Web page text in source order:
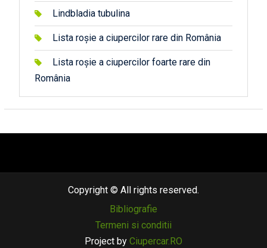
Lindbladia tubulina
Lista roșie a ciupercilor rare din România
Lista roșie a ciupercilor foarte rare din
România
Copyright © All rights reserved.
Bibliografie
Termeni si conditii
Project by Ciupercar.RO